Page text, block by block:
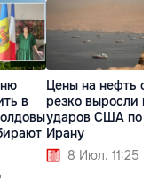
в
Цены на нефть
резко выросли
ударов США по
Ирану
8 Июл. 11:25